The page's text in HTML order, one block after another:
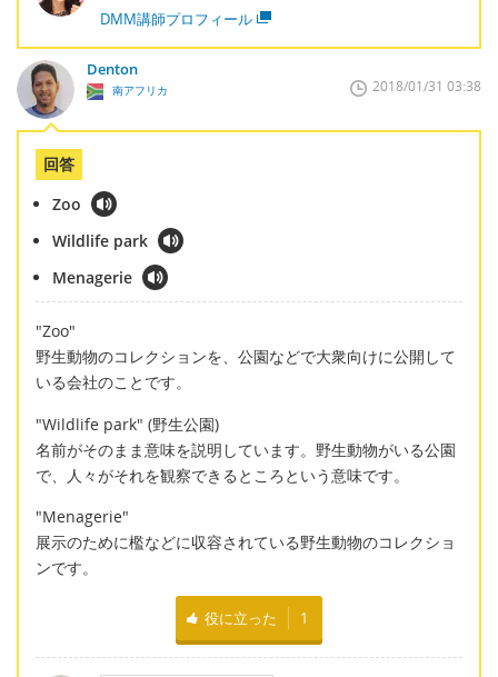
DMM講師プロフィール
Denton
南アフリカ 2018/01/31 03:38
回答
Zoo
Wildlife park
Menagerie
"Zoo"
野生動物のコレクションを、公園などで大衆向けに公開して
いる会社のことです。
"Wildlife park" (野生公園)
名前がそのまま意味を説明しています。野生動物がいる公園
で、人々がそれを観察できるところという意味です。
"Menagerie"
展示のために檻などに収容されている野生動物のコレクショ
ンです。
役に立った 1